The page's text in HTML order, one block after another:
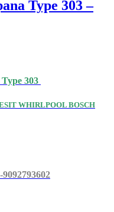
Type 303 –
303
WHIRLPOOL BOSCH